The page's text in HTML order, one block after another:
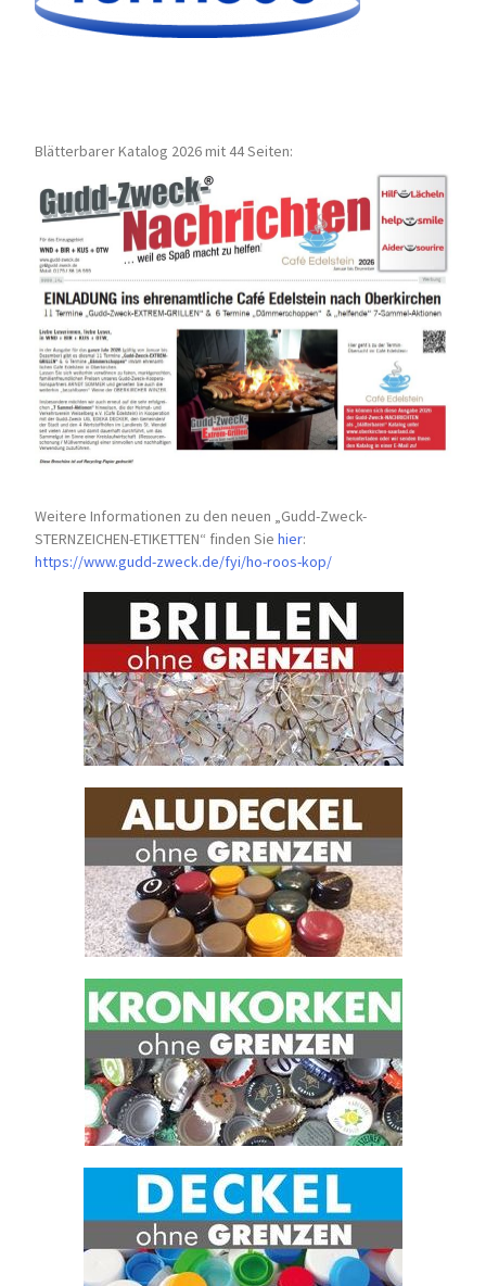
Blätterbarer Katalog 2026 mit 44 Seiten:
Weitere Informationen zu den neuen „Gudd-Zweck-
STERNZEICHEN-ETIKETTEN“ finden Siehier:
https://www.gudd-zweck.de/fyi/ho-roos-kop/